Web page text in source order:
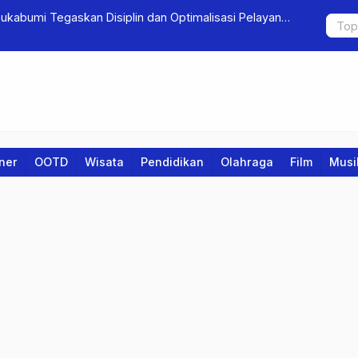
Tegaskan Disiplin dan Optimalisasi Pelayanan
Keren!
OOTD Wisata Pendidikan Olahraga Film